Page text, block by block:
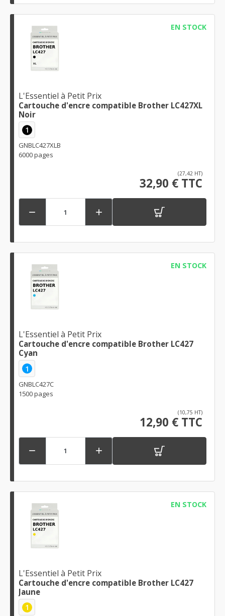
EN STOCK
L'Essentiel à Petit Prix
Cartouche d'encre compatible Brother LC427XL
Noir
1
GNBLC427XLB
6000 pages
(27,42 HT)
32,90 € TTC
 
EN STOCK
L'Essentiel à Petit Prix
Cartouche d'encre compatible Brother LC427
Cyan
1
GNBLC427C
1500 pages
(10,75 HT)
12,90 € TTC
 
EN STOCK
L'Essentiel à Petit Prix
Cartouche d'encre compatible Brother LC427
Jaune
1